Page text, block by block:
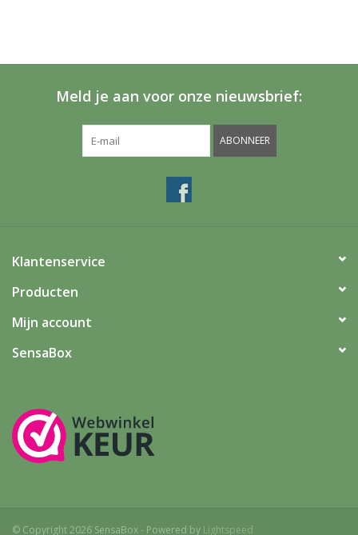
Meld je aan voor onze nieuwsbrief:
ABONNEER
Klantenservice
Producten
Mijn account
SensaBox
© Copyright 2026 SensaBox - Powered by Lightspeed